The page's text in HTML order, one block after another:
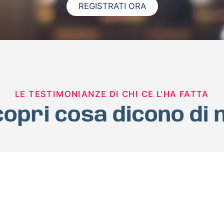
REGISTRATI ORA
LE TESTIMONIANZE DI CHI CE L'HA FATTA
cosa dicono di